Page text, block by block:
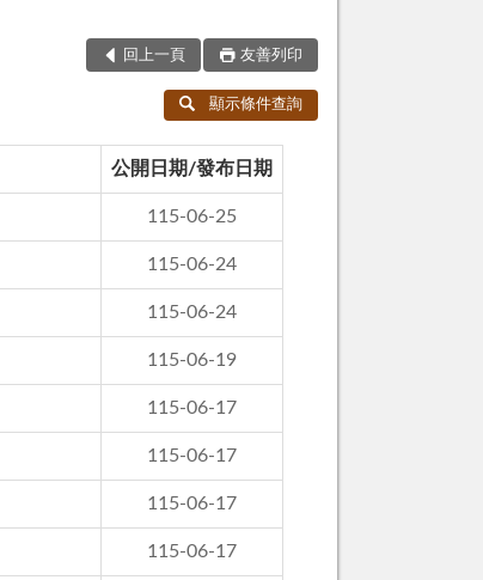
回上一頁 友善列印
顯示條件查詢
公開日期/發布日期
115-06-25
115-06-24
115-06-24
115-06-19
115-06-17
115-06-17
115-06-17
115-06-17